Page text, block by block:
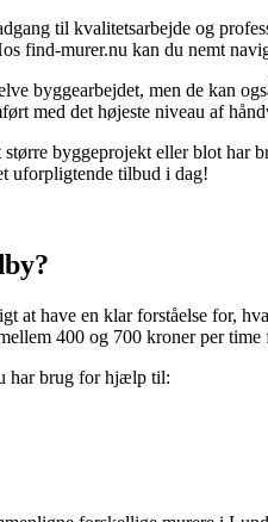
til kvalitetsarbejde og
find-murer.nu kan du nemt
byggearbejdet, men de kan
med det højeste niveau af
byggeprojekt eller blot har
uforpligtende tilbud i dag!
at have en klar forståelse for,
400 og 700 kroner per
har brug for hjælp til: